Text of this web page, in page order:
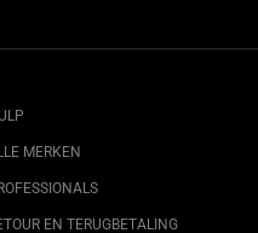
MERKEN
EN TERUGBETALING